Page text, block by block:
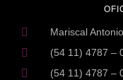
Mariscal
(54 11) 4787 –
(54 11) 4787 –